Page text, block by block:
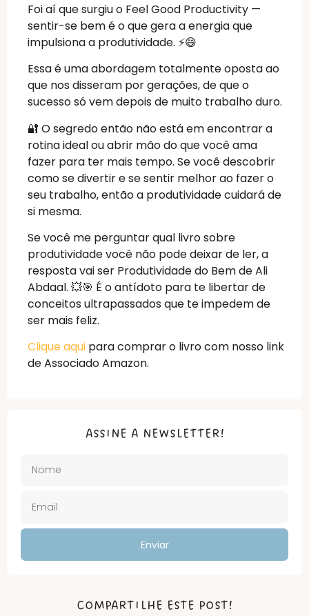
Foi aí que surgiu o Feel Good Productivity —
sentir-se bem é o que gera a energia que
impulsiona a produtividade. ⚡😄
Essa é uma abordagem totalmente oposta ao
que nos disseram por gerações, de que o
sucesso só vem depois de muito trabalho duro.
🔐 O segredo então não está em encontrar a
rotina ideal ou abrir mão do que você ama
fazer para ter mais tempo. Se você descobrir
como se divertir e se sentir melhor ao fazer o
seu trabalho, então a produtividade cuidará de
si mesma.
Se você me perguntar qual livro sobre
produtividade você não pode deixar de ler, a
resposta vai ser Produtividade do Bem de Ali
Abdaal. 💥🎯 É o antídoto para te libertar de
conceitos ultrapassados que te impedem de
ser mais feliz.
Clique aqui para comprar o livro com nosso link
de Associado Amazon.
ASSINE A NEWSLETTER!
Enviar
COMPARTILHE ESTE POST!